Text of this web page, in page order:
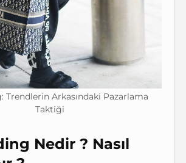
Trendlerin Arkasındaki Pazarlama
Taktiği
Nedir ? Nasıl